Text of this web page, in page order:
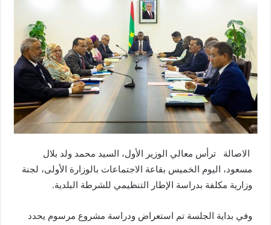
الاصالة ترأس معالي الوزير الأول، السيد محمد ولد بلال
مسعود، اليوم الخميس بقاعة الاجتماعات بالوزارة الأولى، لجنة
وزارية مكلفة بدراسة الإطار التنظيمي للشرطة البلدية.
وفي بداية الجلسة تم استعراض ودراسة مشروع مرسوم يحدد